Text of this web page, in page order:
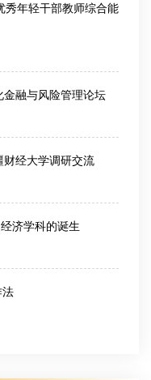
秀年轻干部教师综合能
融与风险管理论坛
财经大学调研交流
济学科的诞生
法